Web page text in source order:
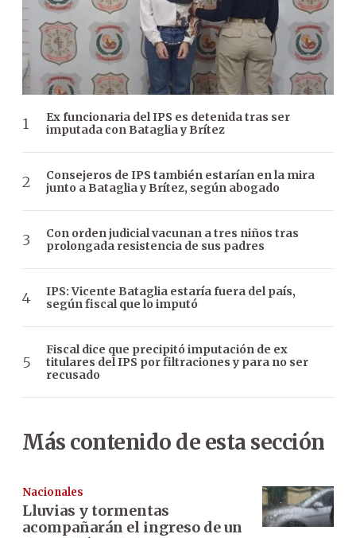
Ex funcionaria del IPS es detenida tras ser
imputada con Bataglia y Brítez
Consejeros de IPS también estarían en la mira
junto a Bataglia y Brítez, según abogado
Con orden judicial vacunan a tres niños tras
prolongada resistencia de sus padres
IPS: Vicente Bataglia estaría fuera del país,
según fiscal que lo imputó
Fiscal dice que precipitó imputación de ex
titulares del IPS por filtraciones y para no ser
recusado
Más contenido de esta sección
Nacionales
Lluvias y tormentas
acompañarán el ingreso de un